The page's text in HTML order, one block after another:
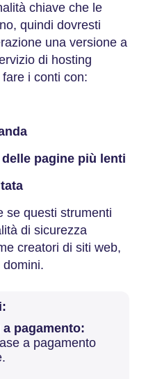
chiave che le
quindi dovresti
una versione a
di hosting
i conti con:
pagine più lenti
se questi strumenti
di sicurezza
creatori di siti web,
pagamento:
a pagamento